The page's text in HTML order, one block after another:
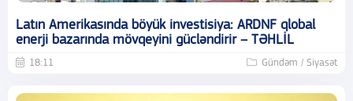
Latın Amerikasında böyük investisiya: ARDNF qlobal
enerji bazarında mövqeyini gücləndirir – TƏHLİL
18:11 Gündəm / Siyasət